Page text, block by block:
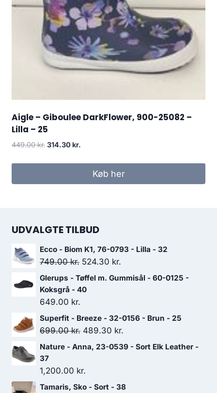
Aigle – Giboulee DarkFlower, 900-25082 –
Lilla – 25
449.00kr. Den
314.30 kr.
Køb her
UDVALGTE TILBUD
Ecco - Biom K1, 76-0793 - Lilla - 32
749.00kr. Den
oprindelige
pris
749.00 kr..
524.30 kr.
aktuelle
524.30 kr..
Glerups - Tøffel m. Gummisål - 60-0125 -
Koksgrå - 40
649.00 kr.
Superfit - Breeze - 32-0156 - Brun - 25
699.00kr. Den
oprindelige
var:
699.00 kr..
489.30 kr.
aktuelle
489.30 kr..
Nature - Anna, 23-0539 - Sort Elk Leather -
37
1,200.00 kr.
Tamaris, Sko - Sort - 38